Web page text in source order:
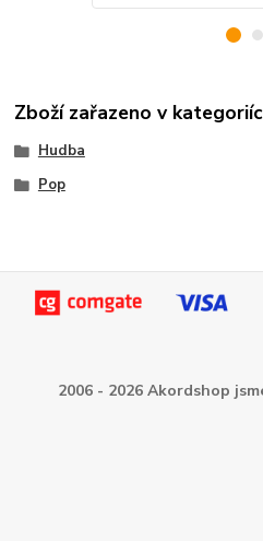
Zboží zařazeno v
Hudba
Pop
2006 - 2026 Akordshop